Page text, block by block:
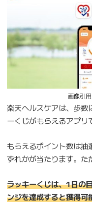
画像引用
楽天ヘルスケアは、歩数
ーくじがもらえるアプリ
もらえるポイント数は
ずれかが当たります。た
ラッキーくじは、1日の
ンジを達成すると獲得可